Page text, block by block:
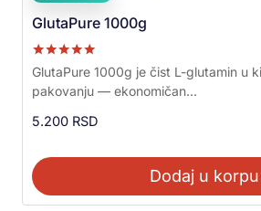
GlutaPure 1000g
Ocenjeno sa
5.00
od 5
GlutaPure 1000g je čist L-glutamin u
pakovanju — ekonomičan...
5.200 RSD
Dodaj u korpu